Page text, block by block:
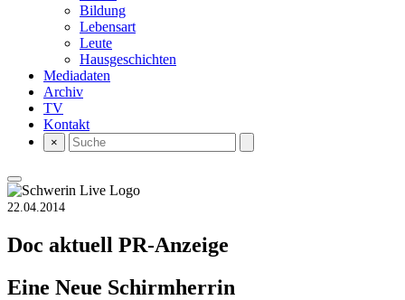
Bildung
Lebensart
Leute
Hausgeschichten
Mediadaten
Archiv
TV
Kontakt
×
22.04.2014
Doc aktuell PR-Anzeige
Eine Neue Schirmherrin